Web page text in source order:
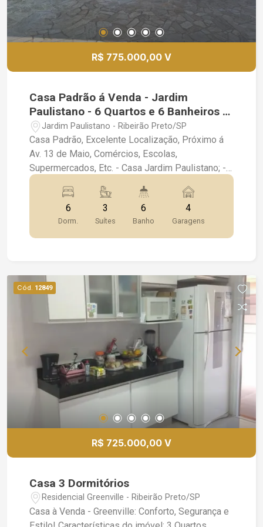
visita agora e venha se encantar com seu novo
R$ 775.000,00 V
Casa Padrão á Venda - Jardim
Paulistano - 6 Quartos e 6 Banheiros -
410 m² - por R$ 775.000,00
Jardim Paulistano - Ribeirão Preto/SP
Casa Padrão, Excelente Localização, Próximo á
Av. 13 de Maio, Comércios, Escolas,
Supermercados, Etc. - Casa Jardim Paulistano; -
6 Quartos , sendo 3 Suites; - Sala Ampla 2
Ambientes; - Lavabo; - Escritório; - Completa em
Armários; - Cozinha; - Espaço Gourmet com
Churrasqueira; - Varanda; - Piscina Aquecida; -
Lavanderia; - Dispensa; - Sauna; - 5 Vagas de
6
Dorm.
3
Suítes
6
Banho
4
Garagens
Cód. 12849
R$ 725.000,00 V
Casa 3 Dormitórios
Residencial Greenville - Ribeirão Preto/SP
Casa à Venda - Greenville: Conforto, Segurança e